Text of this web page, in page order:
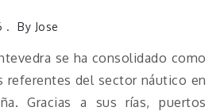
By Jose
se ha consolidado como
referentes del sector náutico en
Gracias a sus rías, puertos